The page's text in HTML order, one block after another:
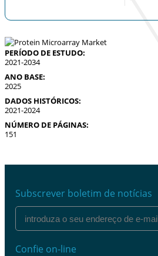
PERÍODO DE ESTUDO:
2021-2034
ANO BASE:
2025
DADOS HISTÓRICOS:
2021-2024
NÚMERO DE PÁGINAS:
151
Subscrever boletim de notícias
Confie on-line